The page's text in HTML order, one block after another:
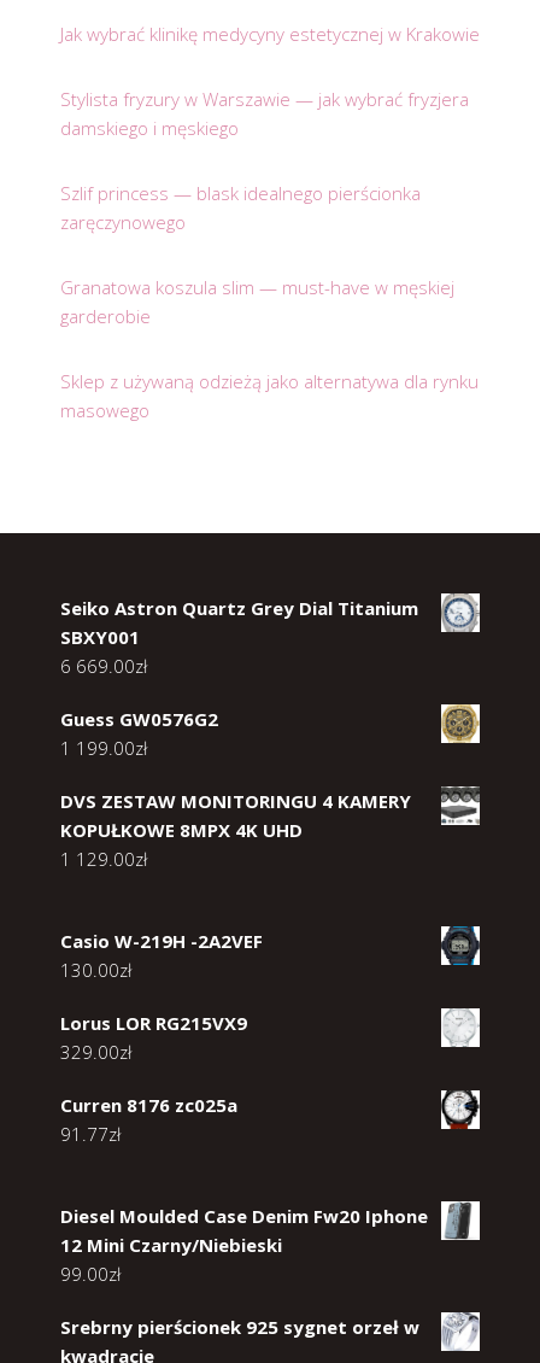
Jak wybrać klinikę medycyny estetycznej w Krakowie
Stylista fryzury w Warszawie — jak wybrać fryzjera
damskiego i męskiego
Szlif princess — blask idealnego pierścionka
zaręczynowego
Granatowa koszula slim — must-have w męskiej
garderobie
Sklep z używaną odzieżą jako alternatywa dla rynku
masowego
Seiko Astron Quartz Grey Dial Titanium
SBXY001
6 669.00zł
Guess GW0576G2
1 199.00zł
DVS ZESTAW MONITORINGU 4 KAMERY
KOPUŁKOWE 8MPX 4K UHD
1 129.00zł
Casio W-219H -2A2VEF
130.00zł
Lorus LOR RG215VX9
329.00zł
Curren 8176 zc025a
91.77zł
Diesel Moulded Case Denim Fw20 Iphone
12 Mini Czarny/Niebieski
99.00zł
Srebrny pierścionek 925 sygnet orzeł w
kwadracie